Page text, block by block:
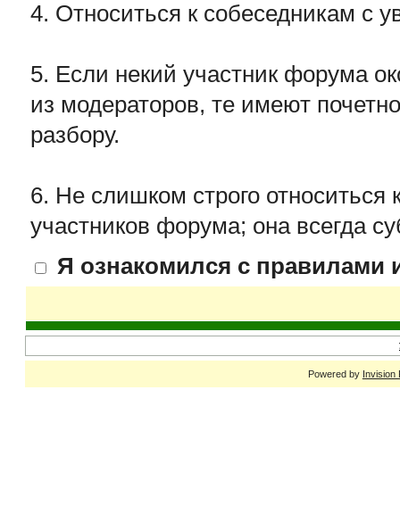
4. Относиться к собеседникам с
5. Если некий участник форума
из модераторов, те имеют
разбору.
6. Не слишком строго относиться
участников форума; она всегда
Я ознакомился с правилами
Powered by Invision